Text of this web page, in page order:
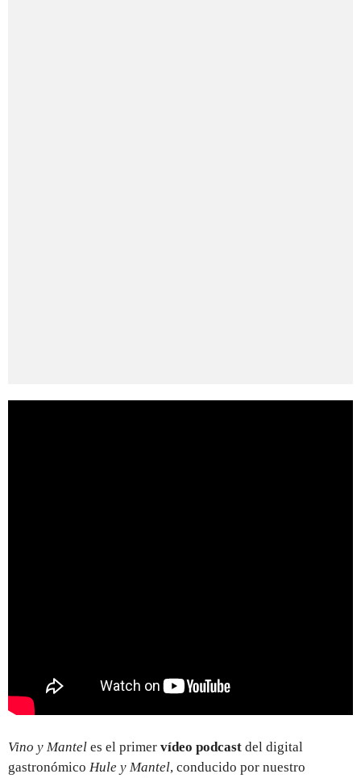
Vino y Mantel es el primer vídeo podcast del digital
gastronómico Hule y Mantel, conducido por nuestro